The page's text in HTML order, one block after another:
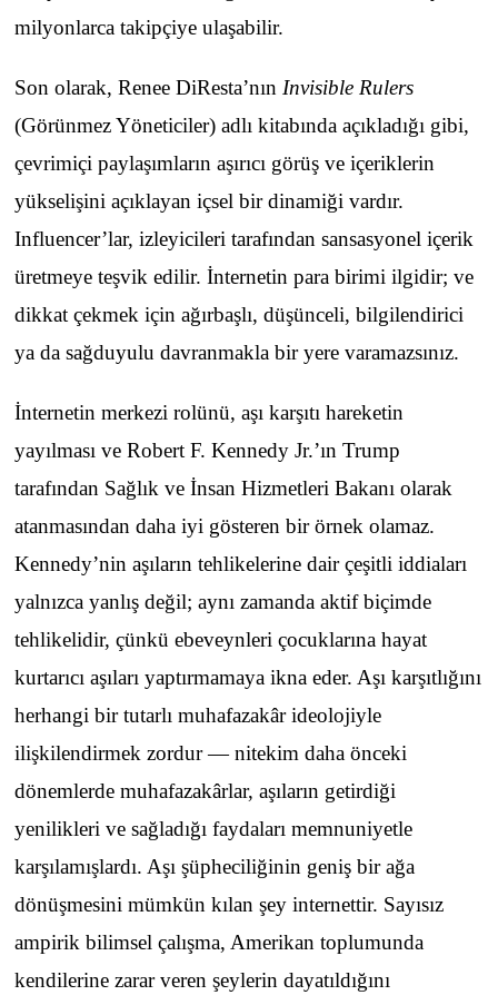
milyonlarca takipçiye ulaşabilir.
Son olarak, Renee DiResta’nınInvisible Rulers
(Görünmez Yöneticiler) adlı kitabında açıkladığı gibi,
çevrimiçi paylaşımların aşırıcı görüş ve içeriklerin
yükselişini açıklayan içsel bir dinamiği vardır.
Influencer’lar, izleyicileri tarafından sansasyonel içerik
üretmeye teşvik edilir. İnternetin para birimi ilgidir; ve
dikkat çekmek için ağırbaşlı, düşünceli, bilgilendirici
ya da sağduyulu davranmakla bir yere varamazsınız.
İnternetin merkezi rolünü, aşı karşıtı hareketin
yayılması ve Robert F. Kennedy Jr.’ın Trump
tarafından Sağlık ve İnsan Hizmetleri Bakanı olarak
atanmasından daha iyi gösteren bir örnek olamaz.
Kennedy’nin aşıların tehlikelerine dair çeşitli iddiaları
yalnızca yanlış değil; aynı zamanda aktif biçimde
tehlikelidir, çünkü ebeveynleri çocuklarına hayat
kurtarıcı aşıları yaptırmamaya ikna eder. Aşı karşıtlığını
herhangi bir tutarlı muhafazakâr ideolojiyle
ilişkilendirmek zordur — nitekim daha önceki
dönemlerde muhafazakârlar, aşıların getirdiği
yenilikleri ve sağladığı faydaları memnuniyetle
karşılamışlardı. Aşı şüpheciliğinin geniş bir ağa
dönüşmesini mümkün kılan şey internettir. Sayısız
ampirik bilimsel çalışma, Amerikan toplumunda
kendilerine zarar veren şeylerin dayatıldığını